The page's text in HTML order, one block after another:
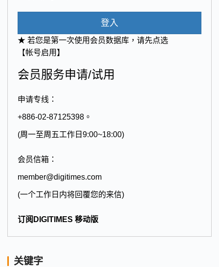
登入
★ 若您是第一次使用会员数据库，请先点选
【帐号启用】
会员服务申请/试用
申请专线：
+886-02-87125398。
(周一至周五工作日9:00~18:00)
会员信箱：
member@digitimes.com
(一个工作日内将回覆您的来信)
订阅DIGITIMES 移动版
关键字